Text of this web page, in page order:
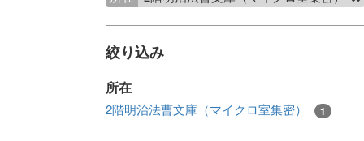
絞り込み
所在
2階明治法曹文庫（マイクロ室集密） 1